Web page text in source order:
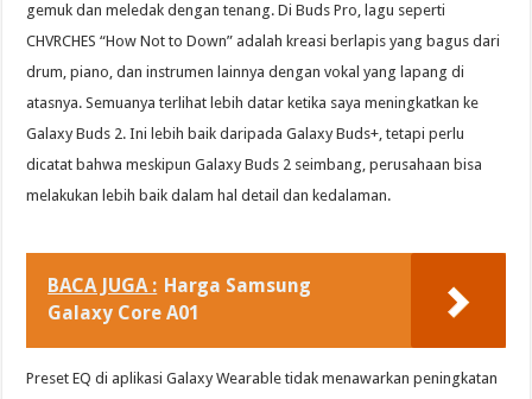
gemuk dan meledak dengan tenang. Di Buds Pro, lagu seperti
CHVRCHES “How Not to Down” adalah kreasi berlapis yang bagus dari
drum, piano, dan instrumen lainnya dengan vokal yang lapang di
atasnya. Semuanya terlihat lebih datar ketika saya meningkatkan ke
Galaxy Buds 2. Ini lebih baik daripada Galaxy Buds+, tetapi perlu
dicatat bahwa meskipun Galaxy Buds 2 seimbang, perusahaan bisa
melakukan lebih baik dalam hal detail dan kedalaman.
BACA JUGA : Harga Samsung
Galaxy Core A01
Preset EQ di aplikasi Galaxy Wearable tidak menawarkan peningkatan